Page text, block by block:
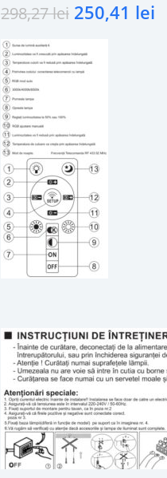
298,27lei 250,41 lei